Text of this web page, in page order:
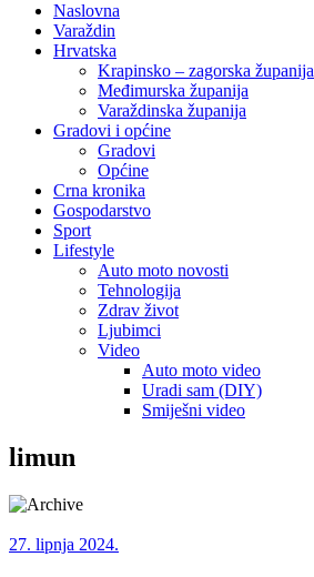
Naslovna
Varaždin
Hrvatska
Krapinsko – zagorska županija
Međimurska županija
Varaždinska županija
Gradovi i općine
Gradovi
Općine
Crna kronika
Gospodarstvo
Sport
Lifestyle
Auto moto novosti
Tehnologija
Zdrav život
Ljubimci
Video
Auto moto video
Uradi sam (DIY)
Smiješni video
limun
27. lipnja 2024.